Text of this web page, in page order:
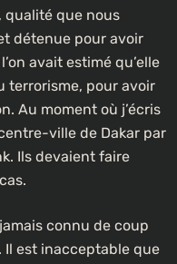
qualité que nous
détenue pour avoir
avait estimé qu’elle
terrorisme, pour avoir
Au moment où j’écris
ville de Dakar par
Ils devaient faire
connu de coup
Il est inacceptable que